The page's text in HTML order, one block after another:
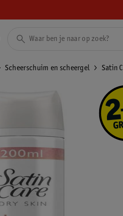
Scheerschuim en scheergel Satin